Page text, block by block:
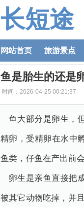
长短途
网站首页 旅游景点
鱼是胎生的还是
时间：2026-04-25 00:21:37
鱼大部分是卵生，
精卵，受精卵在水中
鱼类，仔鱼在产出前
卵生是亲鱼直接把
被其它动物吃掉，并